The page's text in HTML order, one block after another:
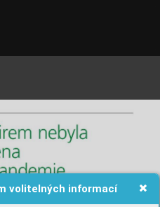
volitelných informací